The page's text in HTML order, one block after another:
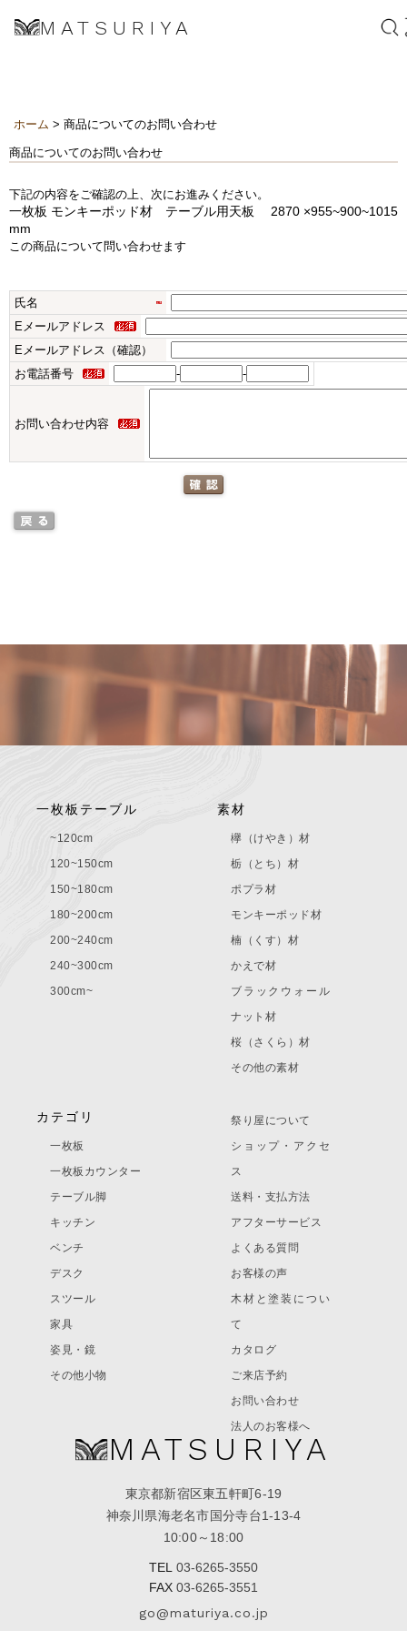
MATSURIYA
ホーム > 商品についてのお問い合わせ
商品についてのお問い合わせ
下記の内容をご確認の上、次にお進みください。
一枚板 モンキーポッド材 テーブル用天板 2870 ×955~900~1015
mm
この商品について問い合わせます
氏名
Eメールアドレス
Eメールアドレス（確認）
お電話番号
- -
お問い合わせ内容
MATSURIYA
東京都新宿区東五軒町6-19
神奈川県海老名市国分寺台1-13-4
10:00～18:00
TEL 03-6265-3550
FAX 03-6265-3551
go@maturiya.co.jp
一枚板テーブル
~120cm
120~150cm
150~180cm
180~200cm
200~240cm
240~300cm
300cm~
素材
欅（けやき）材
栃（とち）材
ポプラ材
モンキーポッド材
楠（くす）材
かえで材
ブラックウォール
ナット材
桜（さくら）材
その他の素材
カテゴリ
一枚板
一枚板カウンター
テーブル脚
キッチン
ベンチ
デスク
スツール
家具
姿見・鏡
その他小物
祭り屋について
ショップ・アクセ
ス
送料・支払方法
アフターサービス
よくある質問
お客様の声
木材と塗装につい
て
カタログ
ご来店予約
お問い合わせ
法人のお客様へ